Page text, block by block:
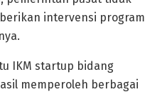
intervensi program
IKM startup bidang
memperoleh berbagai